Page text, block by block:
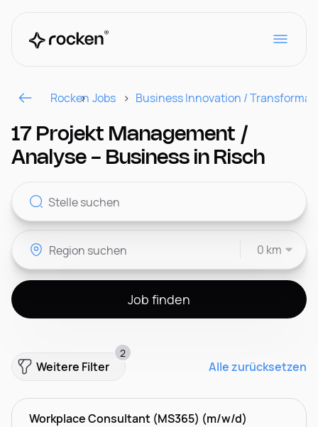
Für Arbeitgeber
Kontakt
CH
Rocken Jobs Business Innovation /
17 Projekt Management /
Analyse - Business in Risch
0 km
Job finden
Weitere Filter
2
Alle zurücksetzen
Workplace Consultant (MS365) (m/w/d)